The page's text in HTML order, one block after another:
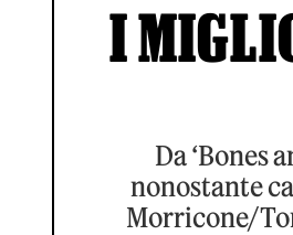
I
Da ‘Bones
nonostante
Morricone/